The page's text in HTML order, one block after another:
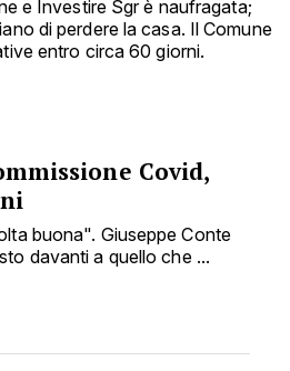
e Investire Sgr è naufragata;
di perdere la casa. Il Comune
entro circa 60 giorni.
Covid,
buona". Giuseppe Conte
davanti a quello che ...